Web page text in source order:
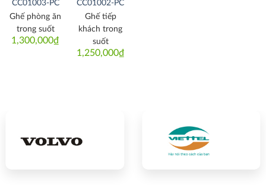
CC01003-PC
1,300,000₫
Ghế phòng ăn
trong suốt
CC01002-PC
1,250,000₫
Ghế tiếp
khách trong
suốt